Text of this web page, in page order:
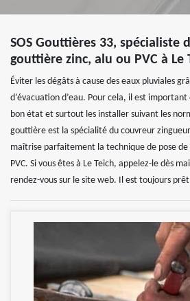
SOS Gouttières 33, spécialiste
gouttière zinc, alu ou PVC à Le
Éviter les dégâts à cause des eaux pluviales
d’évacuation d’eau. Pour cela, il est important
bon état et surtout les installer suivant les
gouttière est la spécialité du couvreur
maîtrise parfaitement la technique de pose
PVC. Si vous êtes à Le Teich, appelez-le dès
rendez-vous sur le site web. Il est toujours